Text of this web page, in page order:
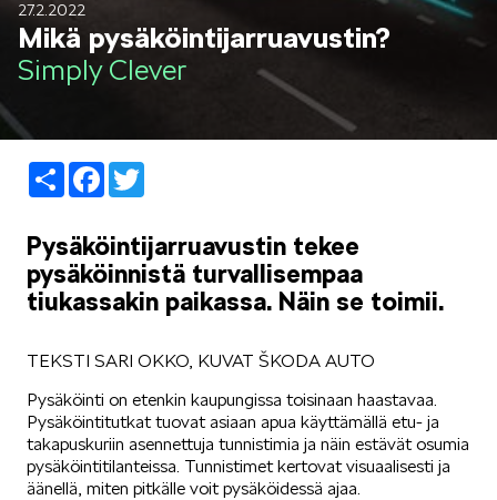
LIFESTYLE
SIMPLY CLEVER
27.2.2022
Mikä pysäköintijarruavustin?
Simply Clever
ShareFacebook
Pysäköintijarruavustin tekee
pysäköinnistä turvallisempaa
tiukassakin paikassa. Näin se toimii.
TEKSTI SARI OKKO, KUVAT ŠKODA AUTO
Pysäköinti on etenkin kaupungissa toisinaan haastavaa.
Pysäköintitutkat tuovat asiaan apua käyttämällä etu- ja
takapuskuriin asennettuja tunnistimia ja näin estävät osumia
pysäköintitilanteissa. Tunnistimet kertovat visuaalisesti ja
äänellä, miten pitkälle voit pysäköidessä ajaa.